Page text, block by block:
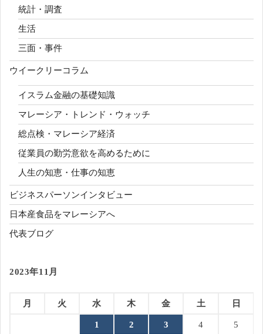
統計・調査
生活
三面・事件
ウイークリーコラム
イスラム金融の基礎知識
マレーシア・トレンド・ウォッチ
総点検・マレーシア経済
従業員の勤労意欲を高めるために
人生の知恵・仕事の知恵
ビジネスパーソンインタビュー
日本産食品をマレーシアへ
代表ブログ
2023年11月
月 火 水 木 金 土 日
1 2 3 4 5